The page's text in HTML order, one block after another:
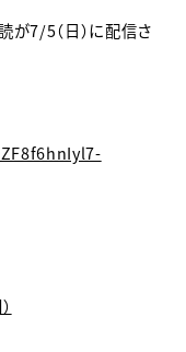
が7/5（日）に配信さ